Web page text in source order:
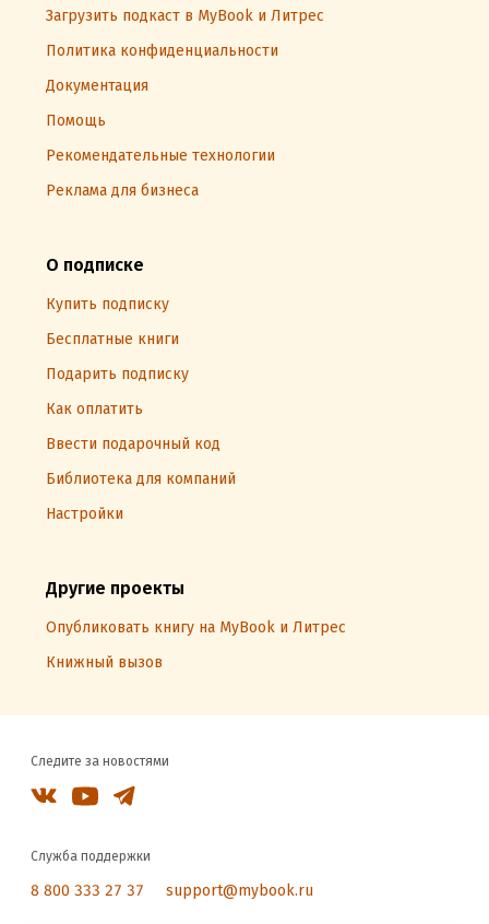
Загрузить подкаст в MyBook и Литрес
Политика конфиденциальности
Документация
Помощь
Рекомендательные технологии
Реклама для бизнеса
О подписке
Купить подписку
Бесплатные книги
Подарить подписку
Как оплатить
Ввести подарочный код
Библиотека для компаний
Настройки
Другие проекты
Опубликовать книгу на MyBook и Литрес
Книжный вызов
Следите за новостями
Служба поддержки
8 800 333 27 37 support@mybook.ru